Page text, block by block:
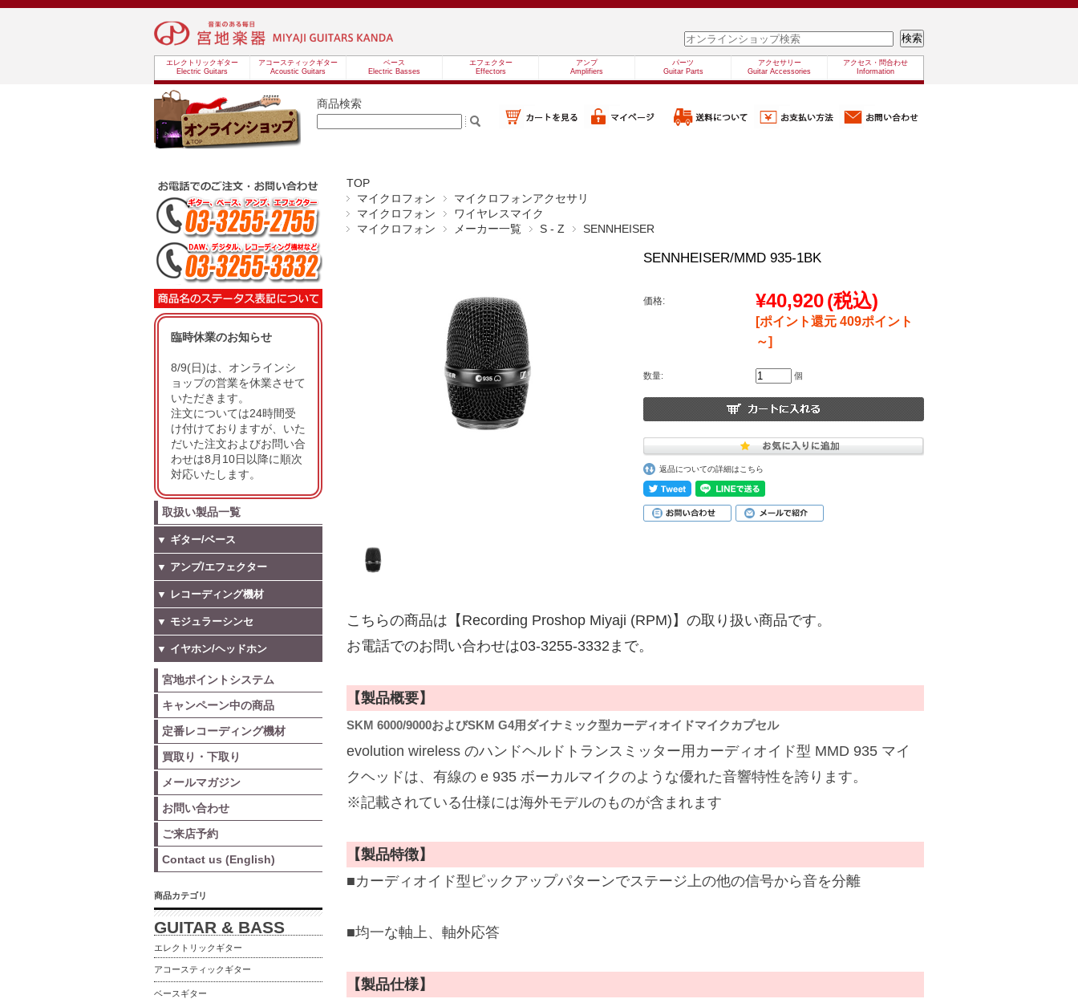
エレクトリックギター
Electric Guitars
アコースティックギター
Acoustic Guitars
ベース
Electric Basses
エフェクター
Effectors
アンプ
Amplifiers
パーツ
Guitar Parts
アクセサリー
Guitar Accessories
アクセス・問合わせ
Information
商品検索
TOP
マイクロフォン
マイクロフォンアクセサリ
マイクロフォン
ワイヤレスマイク
マイクロフォン
メーカー一覧 S - Z SENNHEISER
SENNHEISER/MMD 935-1BK
価格: ¥40,920(税込)
[ポイント還元 409ポイント
～]
数量: 個
返品についての詳細はこちら
こちらの商品は【Recording Proshop Miyaji (RPM)】の取り扱い商品です。
お電話でのお問い合わせは03-3255-3332まで。
【製品概要】
SKM 6000/9000およびSKM G4用ダイナミック型カーディオイドマイクカプセル
evolution wireless のハンドヘルドトランスミッター用カーディオイド型 MMD 935 マイ
クヘッドは、有線の e 935 ボーカルマイクのような優れた音響特性を誇ります。
※記載されている仕様には海外モデルのものが含まれます
【製品特徴】
■カーディオイド型ピックアップパターンでステージ上の他の信号から音を分離
■均一な軸上、軸外応答
【製品仕様】
臨時休業のお知らせ
8/9(日)は、オンラインシ
ョップの営業を休業させて
いただきます。
注文については24時間受
け付けておりますが、いた
だいた注文およびお問い合
わせは8月10日以降に順次
対応いたします。
取扱い製品一覧
▼ ギター/ベース
▼ アンプ/エフェクター
▼ レコーディング機材
▼ モジュラーシンセ
▼ イヤホン/ヘッドホン
宮地ポイントシステム
キャンペーン中の商品
定番レコーディング機材
買取り・下取り
メールマガジン
お問い合わせ
ご来店予約
Contact us (English)
商品カテゴリ
GUITAR & BASS
エレクトリックギター
アコースティックギター
ベースギター